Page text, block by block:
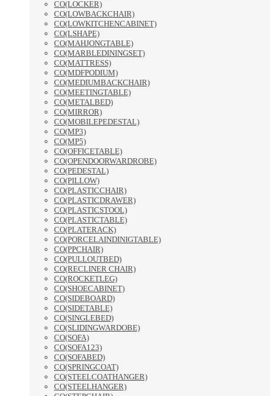
CO(LOCKER)
CO(LOWBACKCHAIR)
CO(LOWKITCHENCABINET)
CO(LSHAPE)
CO(MAHJONGTABLE)
CO(MARBLEDININGSET)
CO(MATTRESS)
CO(MDFPODIUM)
CO(MEDIUMBACKCHAIR)
CO(MEETINGTABLE)
CO(METALBED)
CO(MIRROR)
CO(MOBILEPEDESTAL)
CO(MP3)
CO(MP5)
CO(OFFICETABLE)
CO(OPENDOORWARDROBE)
CO(PEDESTAL)
CO(PILLOW)
CO(PLASTICCHAIR)
CO(PLASTICDRAWER)
CO(PLASTICSTOOL)
CO(PLASTICTABLE)
CO(PLATERACK)
CO(PORCELAINDINIGTABLE)
CO(PPCHAIR)
CO(PULLOUTBED)
CO(RECLINER CHAIR)
CO(ROCKETLEG)
CO(SHOECABINET)
CO(SIDEBOARD)
CO(SIDETABLE)
CO(SINGLEBED)
CO(SLIDINGWARDOBE)
CO(SOFA)
CO(SOFA123)
CO(SOFABED)
CO(SPRINGCOAT)
CO(STEELCOATHANGER)
CO(STEELHANGER)